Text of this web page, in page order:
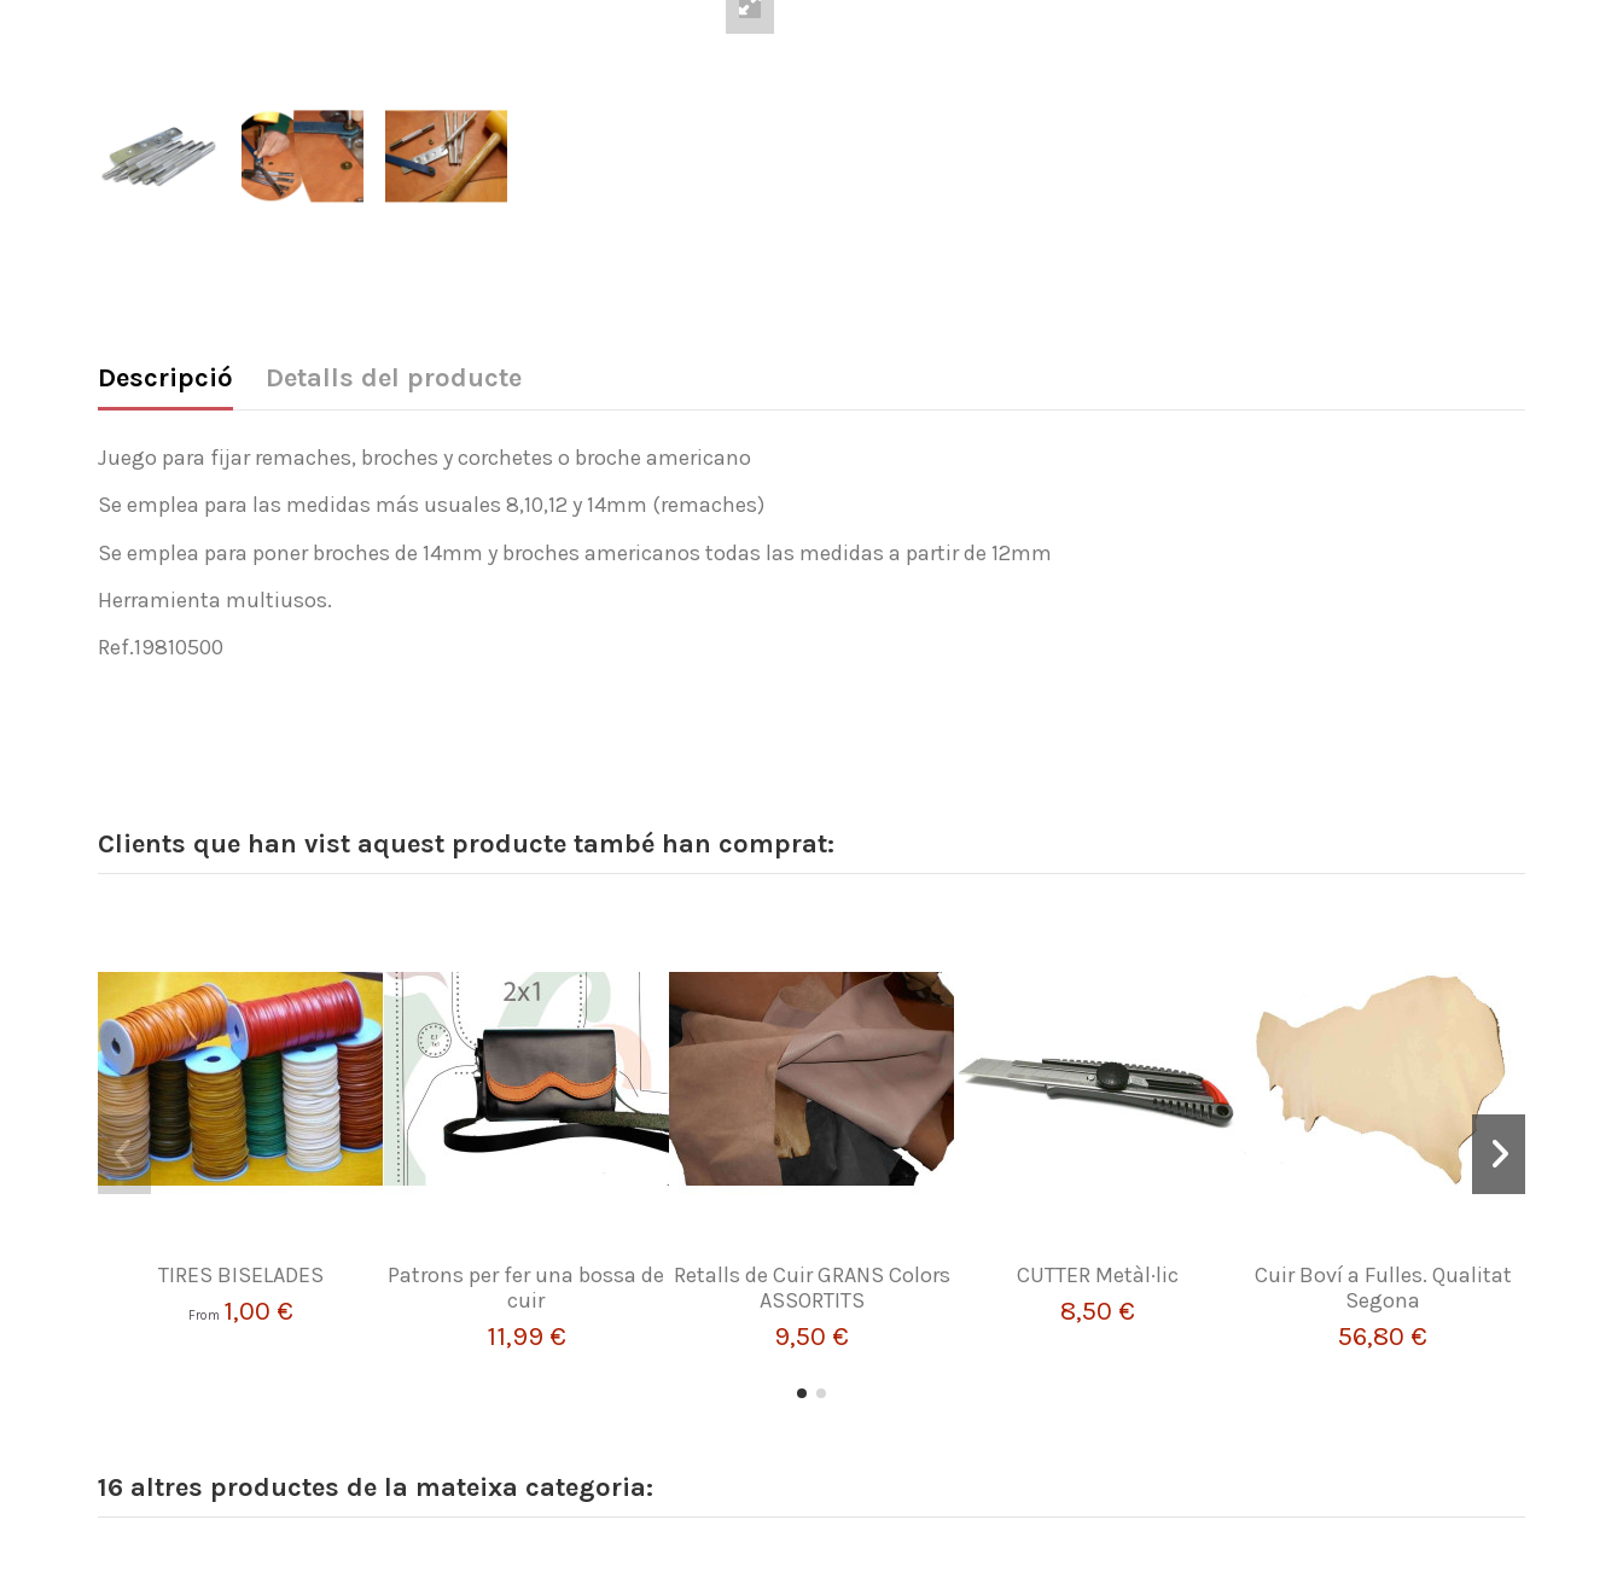
Descripció Detalls del producte
Juego para fijar remaches, broches y corchetes o broche americano
Se emplea para las medidas más usuales 8,10,12 y 14mm (remaches)
Se emplea para poner broches de 14mm y broches americanos todas las medidas a partir de 12mm
Herramienta multiusos.
Ref.19810500
Clients que han vist aquest producte també han comprat:
TIRES BISELADES
From 1,00 €
Patrons per fer una bossa de
cuir
11,99 €
Retalls de Cuir GRANS Colors
ASSORTITS
9,50 €
CUTTER Metàl·lic
8,50 €
Cuir Boví a Fulles. Qualitat
Segona
56,80 €
16 altres productes de la mateixa categoria: